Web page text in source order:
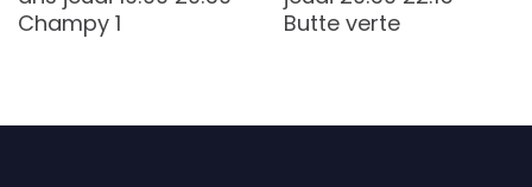
Champy 1
Butte verte